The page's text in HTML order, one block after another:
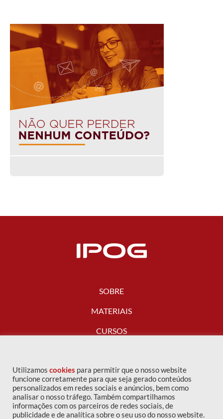
SOBRE
MATERIAIS
CURSOS
FALE CONOSCO
Utilizamos cookies para permitir que o nosso website
funcione corretamente para que seja gerado conteúdos
personalizados em redes sociais e anúncios, bem como
analisar o nosso tráfego. Também compartilhamos
informações com os parceiros de redes sociais, de
publicidade e de analítica sobre o seu uso do nosso website.